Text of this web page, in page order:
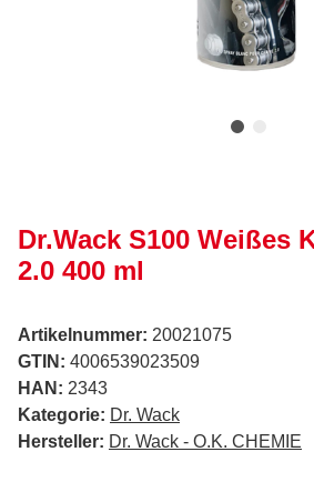
Dr.Wack S100 Weißes
2.0 400 ml
Artikelnummer: 20021075
GTIN: 4006539023509
HAN: 2343
Kategorie: Dr. Wack
Hersteller: Dr. Wack - O.K. CHEMIE